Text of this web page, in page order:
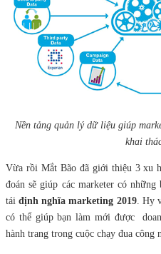
Nền tảng quản lý dữ liệu giúp
khai
Vừa rồi Mắt Bão đã giới thiệu 3 xu
đoán sẽ giúp các marketer có
táiđịnh nghĩa marketing 2019. Hy
có thể giúp bạn làm mới được
hành trang trong cuộc chạy đua công